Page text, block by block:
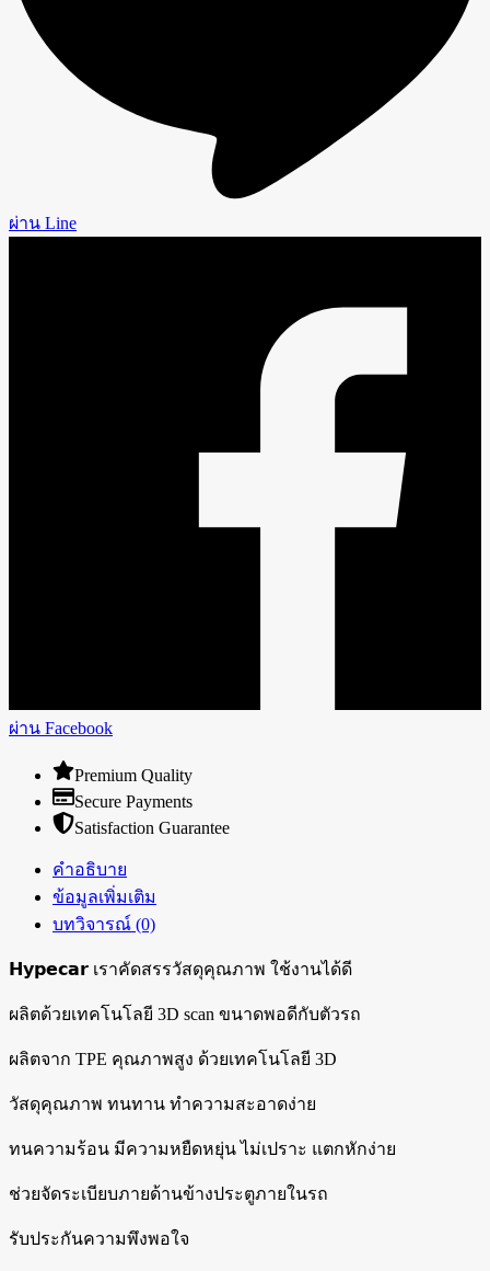
ผ่าน Line
ผ่าน Facebook
Premium Quality
Secure Payments
Satisfaction Guarantee
คำอธิบาย
ข้อมูลเพิ่มเติม
บทวิจารณ์ (0)
𝗛𝘆𝗽𝗲𝗰𝗮𝗿 เราคัดสรรวัสดุคุณภาพ ใช้งานได้ดี
ผลิตด้วยเทคโนโลยี 3D scan ขนาดพอดีกับตัวรถ
ผลิตจาก TPE คุณภาพสูง ด้วยเทคโนโลยี 3D
วัสดุคุณภาพ ทนทาน ทำความสะอาดง่าย
ทนความร้อน มีความหยืดหยุ่น ไม่เปราะ แตกหักง่าย
ช่วยจัดระเบียบภายด้านข้างประตูภายในรถ
รับประกันความพึงพอใจ